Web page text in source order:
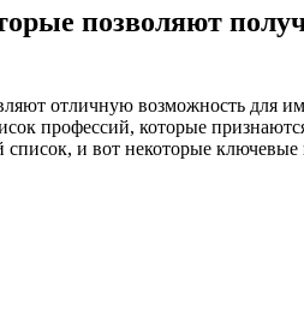
позволяют
отличную возможность для
профессий, которые
список, и вот некоторые